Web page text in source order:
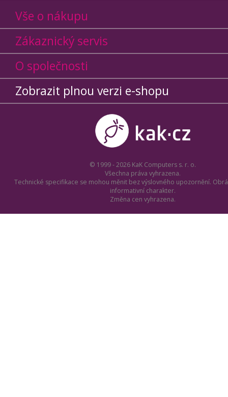
Vše o nákupu
Zákaznický servis
O společnosti
Zobrazit plnou verzi e-shopu
© 1999 - 2026 KaK Computers s. r. o.
Všechna práva vyhrazena.
Technické specifikace se mohou měnit bez výslovného upozornění.
informativní charakter.
Změna cen vyhrazena.